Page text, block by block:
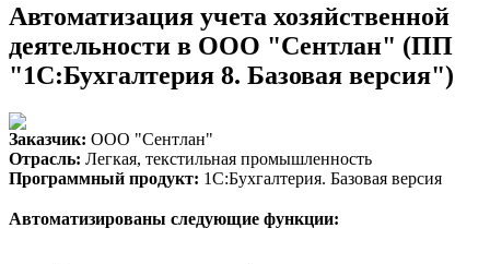
Автоматизация учета хозяйственной
деятельности в ООО "Сентлан" (ПП
"1С:Бухгалтерия 8. Базовая версия")
Заказчик: ООО "Сентлан"
Отрасль: Легкая, текстильная промышленность
Программный продукт: 1С:Бухгалтерия. Базовая версия
Автоматизированы следующие функции: